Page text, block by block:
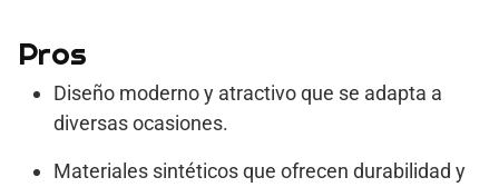
Pros
Diseño moderno y atractivo que se adapta a
diversas ocasiones.
Materiales sintéticos que ofrecen durabilidad y